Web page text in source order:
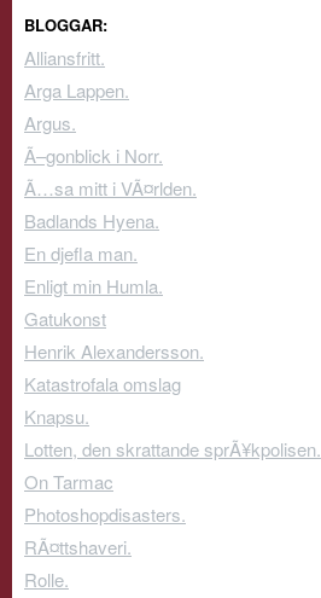
BLOGGAR:
Alliansfritt.
Arga Lappen.
Argus.
Ã–gonblick i Norr.
Ã…sa mitt i VÃ¤rlden.
Badlands Hyena.
En djefla man.
Enligt min Humla.
Gatukonst
Henrik Alexandersson.
Katastrofala omslag
Knapsu.
Lotten, den skrattande sprÃ¥kpolisen.
On Tarmac
Photoshopdisasters.
RÃ¤ttshaveri.
Rolle.